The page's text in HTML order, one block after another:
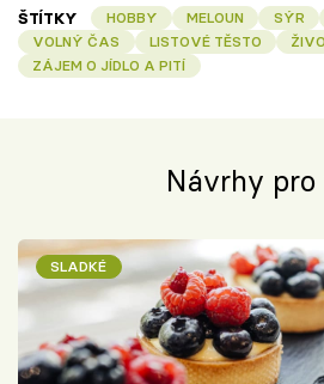
ŠTÍTKY HOBBY MELOUN SÝR
VOLNÝ ČAS
LISTOVÉ TĚSTO
ZÁJEM O JÍDLO A PITÍ
Návrhy pro
SLADKÉ